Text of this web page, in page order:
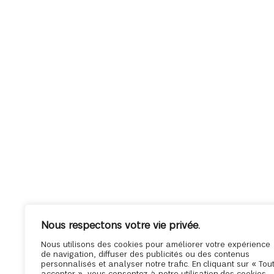
Nous respectons votre vie privée.
Nous utilisons des cookies pour améliorer votre expérience
de navigation, diffuser des publicités ou des contenus
personnalisés et analyser notre trafic. En cliquant sur « Tout